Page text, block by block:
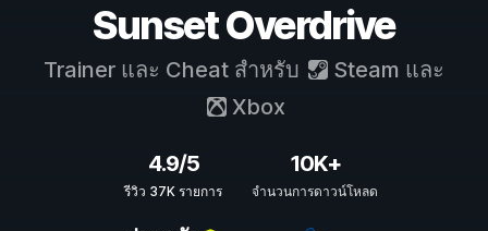
Sunset Overdrive
Trainer และ Cheat สำหรับ Steam และ
Xbox
4.9/5
รีวิว 37K รายการ
10K+
จำนวนการดาวน์โหลด